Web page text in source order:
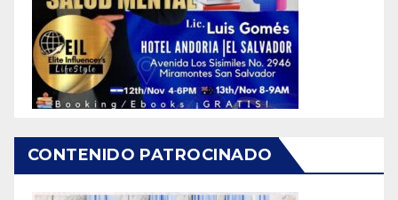
CONTENIDO PATROCINADO